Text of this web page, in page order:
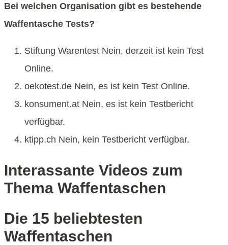
Bei welchen Organisation gibt es bestehende
Waffentasche Tests?
Stiftung Warentest Nein, derzeit ist kein Test
Online.
oekotest.de Nein, es ist kein Test Online.
konsument.at Nein, es ist kein Testbericht
verfügbar.
ktipp.ch Nein, kein Testbericht verfügbar.
Interassante Videos zum
Thema Waffentaschen
Die 15 beliebtesten
Waffentaschen